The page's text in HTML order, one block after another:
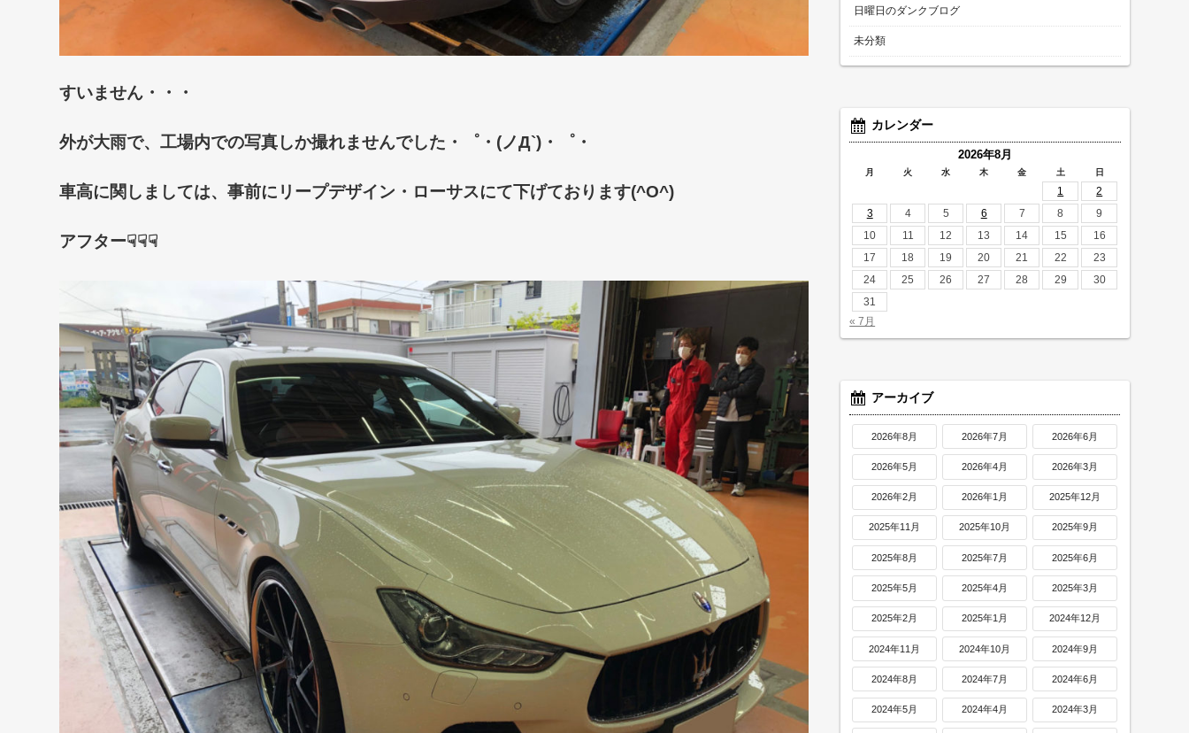
すいません・・・
外が大雨で、工場内での写真しか撮れませんでした・゜・(ノД`)・゜・
車高に関しましては、事前にリープデザイン・ローサスにて下げております(^O^)
アフター☟☟☟
日曜日のダンクブログ
未分類
カレンダー
2026年8月
月 火 水 木 金 土 日
1
2
3
4 5 6 7 8
9
10
11 12 13 14 15
16
17
18 19 20 21 22
23
24
25 26 27 28 29
30
31
« 7月
アーカイブ
2026年8月 2026年7月 2026年6月
2026年5月 2026年4月 2026年3月
2026年2月 2026年1月 2025年12月
2025年11月 2025年10月 2025年9月
2025年8月 2025年7月 2025年6月
2025年5月 2025年4月 2025年3月
2025年2月 2025年1月 2024年12月
2024年11月 2024年10月 2024年9月
2024年8月 2024年7月 2024年6月
2024年5月 2024年4月 2024年3月